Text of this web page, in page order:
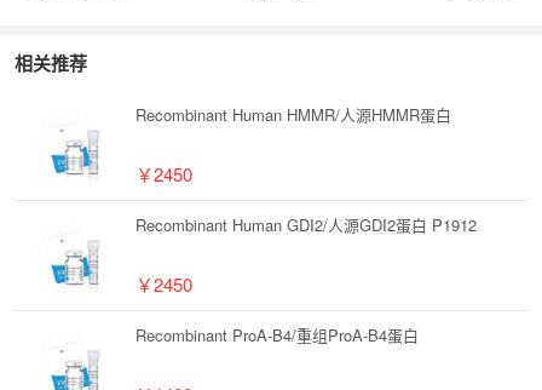
相关推荐
Recombinant Human HMMR/人源HMMR蛋白
￥2450
Recombinant Human GDI2/人源GDI2蛋白 P1912
￥2450
Recombinant ProA-B4/重组ProA-B4蛋白